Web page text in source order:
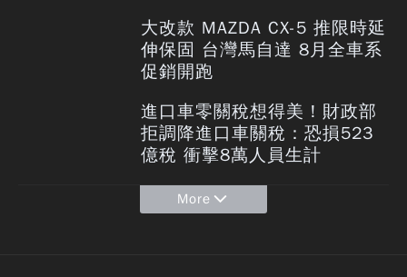
大改款 MAZDA CX-5 推限時延
伸保固 台灣馬自達 8月全車系
促銷開跑
進口車零關稅想得美！財政部
拒調降進口車關稅：恐損523
億稅 衝擊8萬人員生計
More